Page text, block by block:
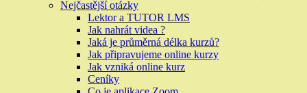
Nejčastější otázky
Lektor a TUTOR LMS
Jak nahrát videa ?
Jaká je průměrná délka kurzů?
Jak připravujeme online kurzy
Jak vzniká online kurz
Ceníky